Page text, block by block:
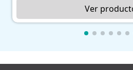
Ver producto